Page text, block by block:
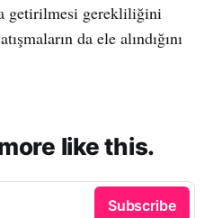
getirilmesi gerekliliğini
da ele alındığını
like this.
Subscribe